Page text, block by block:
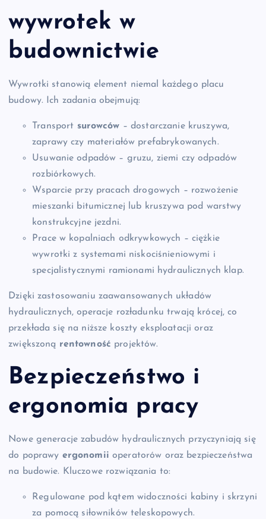
wywrotek w
budownictwie
Wywrotki stanowią element niemal każdego placu
budowy. Ich zadania obejmują:
Transport surowców – dostarczanie kruszywa,
zaprawy czy materiałów prefabrykowanych.
Usuwanie odpadów – gruzu, ziemi czy odpadów
rozbiórkowych.
Wsparcie przy pracach drogowych – rozwożenie
mieszanki bitumicznej lub kruszywa pod warstwy
konstrukcyjne jezdni.
Prace w kopalniach odkrywkowych – ciężkie
wywrotki z systemami niskociśnieniowymi i
specjalistycznymi ramionami hydraulicznych klap.
Dzięki zastosowaniu zaawansowanych układów
hydraulicznych, operacje rozładunku trwają krócej, co
przekłada się na niższe koszty eksploatacji oraz
zwiększoną rentowność projektów.
Bezpieczeństwo i
ergonomia pracy
Nowe generacje zabudów hydraulicznych przyczyniają się
do poprawy ergonomii operatorów oraz bezpieczeństwa
na budowie. Kluczowe rozwiązania to:
Regulowane pod kątem widoczności kabiny i skrzyni
za pomocą siłowników teleskopowych.